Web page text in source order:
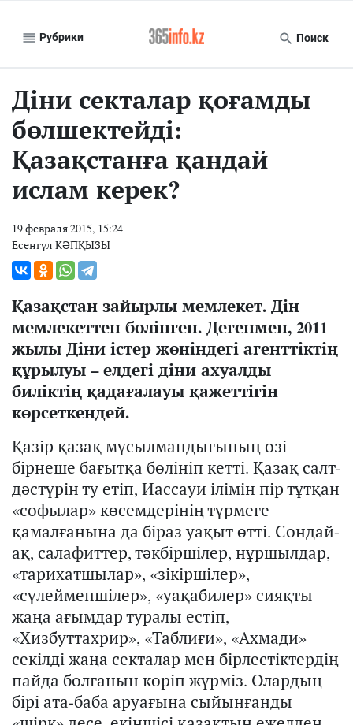
Рубрики Поиск
Діни секталар қоғамды
бөлшектейді:
Қазақстанға қандай
ислам керек?
19 февраля 2015, 15:24
Есенгүл КӘПҚЫЗЫ
Қазақстан зайырлы мемлекет. Дін
мемлекеттен бөлінген. Дегенмен, 2011
жылы Діни істер жөніндегі агенттіктің
құрылуы – елдегі діни ахуалды
биліктің қадағалауы қажеттігін
көрсеткендей.
Қазір қазақ мұсылмандығының өзі
бірнеше бағытқа бөлініп кетті. Қазақ салт-
дәстүрін ту етіп, Иассауи ілімін пір тұтқан
«софылар» көсемдерінің түрмеге
қамалғанына да біраз уақыт өтті. Сондай-
ақ, салафиттер, тәкбіршілер, нұршылдар,
«тарихатшылар», «зікіршілер»,
«сүлейменшілер», «уақабилер» сияқты
жаңа ағымдар туралы естіп,
«Хизбуттахрир», «Таблиғи», «Ахмади»
секілді жаңа секталар мен бірлестіктердің
пайда болғанын көріп жүрміз. Олардың
бірі ата-баба аруағына сыйынғанды